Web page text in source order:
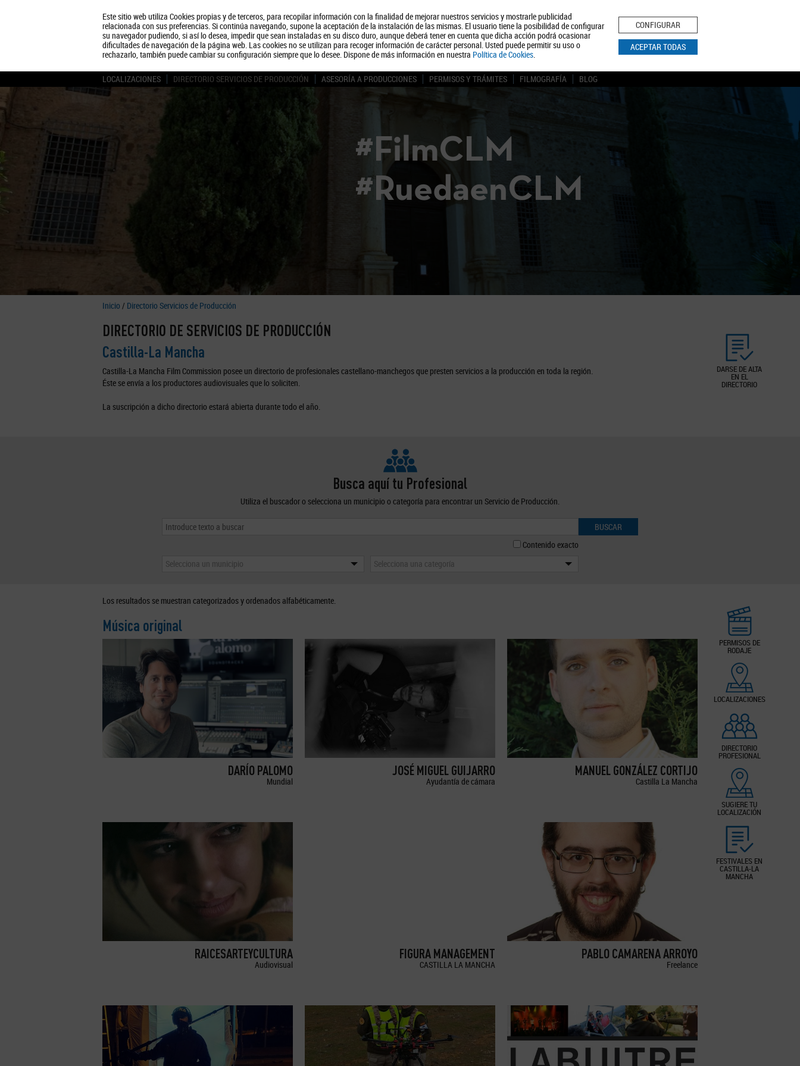
Este sitio web utiliza Cookies propias y de terceros, para recopilar información con la finalidad de mejorar nuestros servicios y mostrarle publicidad
relacionada con sus preferencias. Si continúa navegando, supone la aceptación de la instalación de las mismas. El usuario tiene la posibilidad de configurar
su navegador pudiendo, si así lo desea, impedir que sean instaladas en su disco duro, aunque deberá tener en cuenta que dicha acción podrá ocasionar
dificultades de navegación de la página web. Las cookies no se utilizan para recoger información de carácter personal. Usted puede permitir su uso o
rechazarlo, también puede cambiar su configuración siempre que lo desee. Dispone de más información en nuestra Política de Cookies.
CONFIGURAR
ACEPTAR TODAS
Quiénes somos Turismo Política de Privacidad Aviso Legal Política de Cookies
BUSCAR
LOCALIZACIONES DIRECTORIO SERVICIOS DE PRODUCCIÓN ASESORÍA A PRODUCCIONES PERMISOS Y TRÁMITES FILMOGRAFÍA BLOG
#FilmCLM
#RuedaenCLM
Inicio / Directorio Servicios de Producción
DARSE DE ALTA
EN EL
DIRECTORIO
DIRECTORIO DE SERVICIOS DE PRODUCCIÓN
Castilla-La Mancha
Castilla-La Mancha Film Commission posee un directorio de profesionales castellano-manchegos que presten servicios a la producción en toda la región.
Éste se envía a los productores audiovisuales que lo soliciten.
La suscripción a dicho directorio estará abierta durante todo el año.
Busca aquí tu Profesional
Utiliza el buscador o selecciona un municipio o categoría para encontrar un Servicio de Producción.
BUSCAR
Contenido exacto
Selecciona un municipio
Selecciona una categoría
PERMISOS DE
RODAJE
LOCALIZACIONES
DIRECTORIO
PROFESIONAL
SUGIERE TU
LOCALIZACIÓN
FESTIVALES EN
CASTILLA-LA
MANCHA
Los resultados se muestran categorizados y ordenados alfabéticamente.
Música original
DARÍO PALOMO
Mundial
JOSÉ MIGUEL GUIJARRO
Ayudantía de cámara
MANUEL GONZÁLEZ CORTIJO
Castilla La Mancha
RAICESARTEYCULTURA
Audiovisual
FIGURA MANAGEMENT
CASTILLA LA MANCHA
PABLO CAMARENA ARROYO
Freelance